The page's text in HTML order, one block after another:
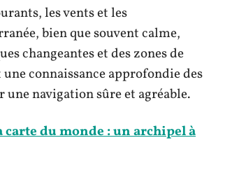
les vents et les
bien que souvent calme,
changeantes et des zones de
connaissance approfondie des
navigation sûre et agréable.
du monde : un archipel à